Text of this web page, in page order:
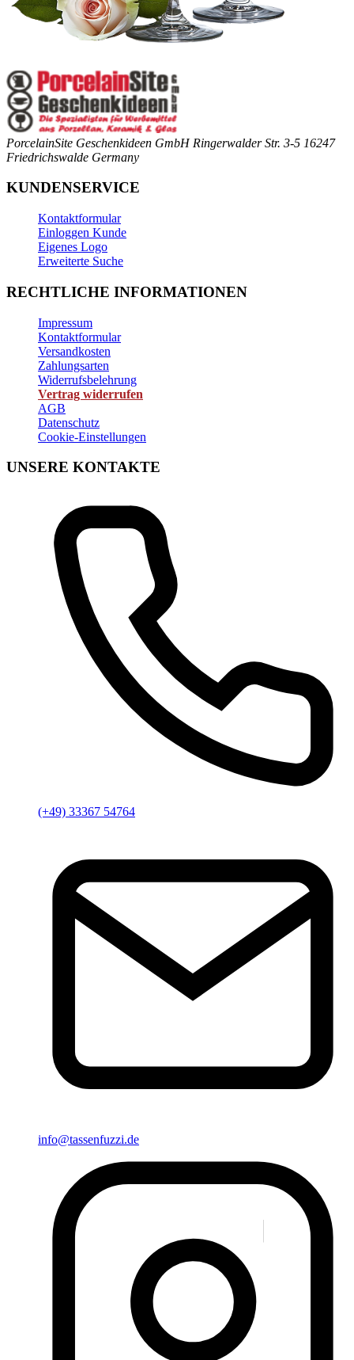
PorcelainSite Geschenkideen GmbH Ringerwalder Str. 3-5 16247
Friedrichswalde Germany
KUNDENSERVICE
Kontaktformular
Einloggen Kunde
Eigenes Logo
Erweiterte Suche
RECHTLICHE INFORMATIONEN
Impressum
Kontaktformular
Versandkosten
Zahlungsarten
Widerrufsbelehrung
Vertrag widerrufen
AGB
Datenschutz
Cookie-Einstellungen
UNSERE KONTAKTE
(+49) 33367 54764
info@tassenfuzzi.de